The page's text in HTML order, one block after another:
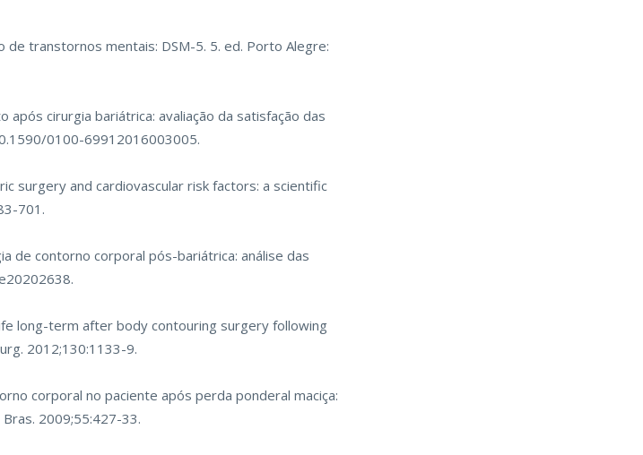
de transtornos mentais: DSM-5. 5. ed. Porto Alegre:
após cirurgia bariátrica: avaliação da satisfação das
0100-69912016003005.
surgery and cardiovascular risk factors: a scientific
701.
de contorno corporal pós-bariátrica: análise das
long-term after body contouring surgery following
2012;130:1133-9.
corporal no paciente após perda ponderal maciça:
2009;55:427-33.